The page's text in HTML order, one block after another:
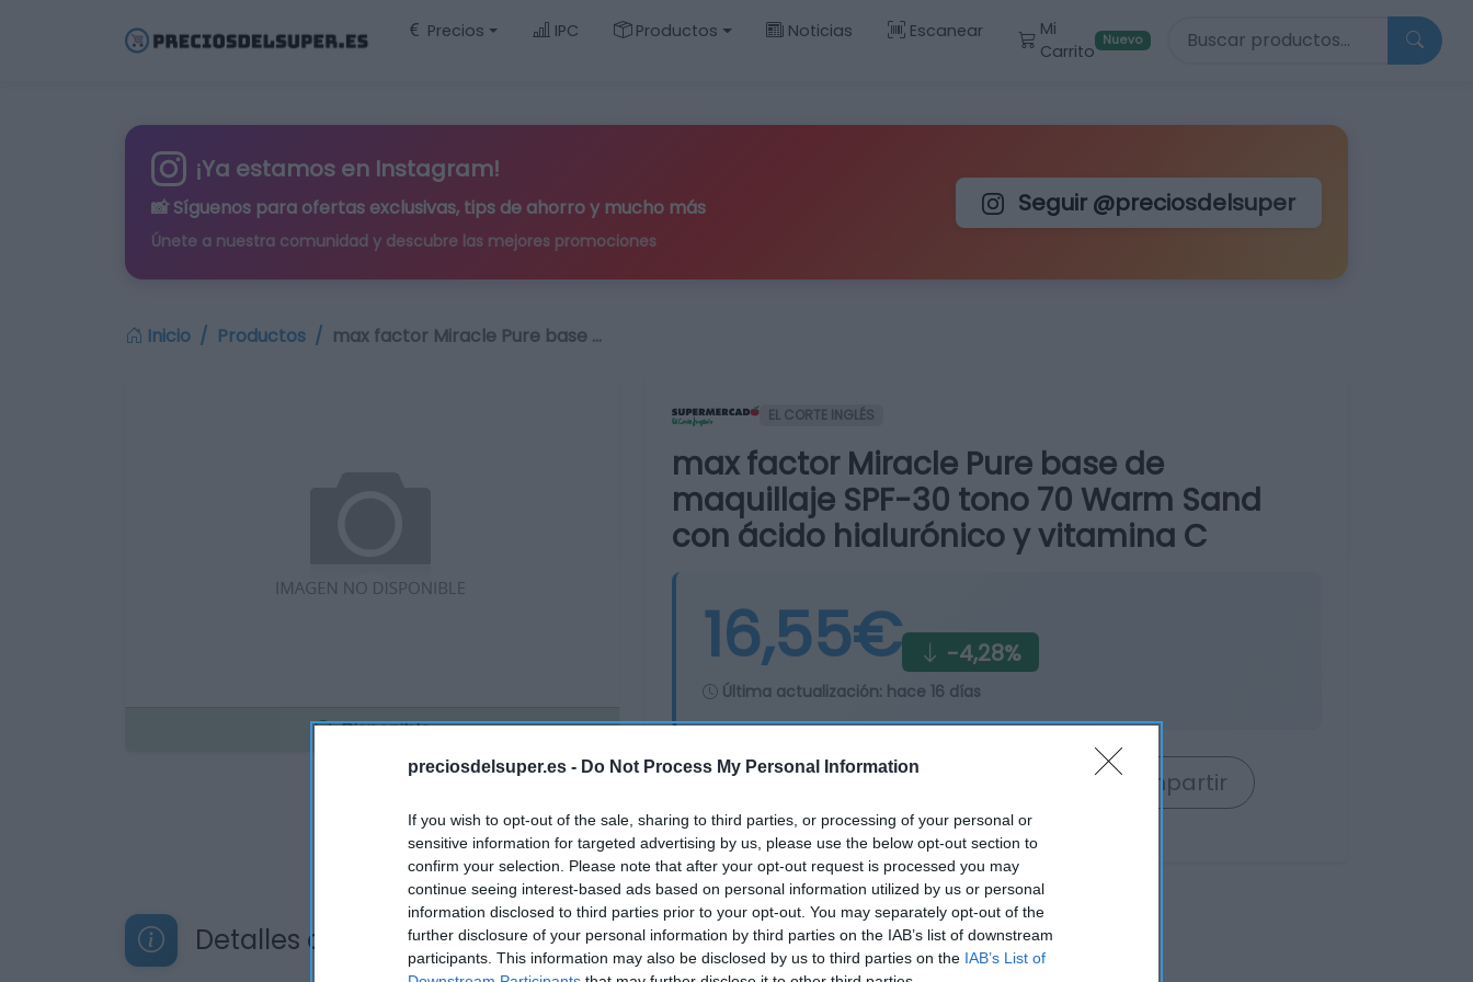
preciosdelsuper.es - Do Not Process My Personal Information
If you wish to opt-out of the sale, sharing to third parties, or processing of your personal or
sensitive information for targeted advertising by us, please use the below opt-out section to
confirm your selection. Please note that after your opt-out request is processed you may
continue seeing interest-based ads based on personal information utilized by us or personal
information disclosed to third parties prior to your opt-out. You may separately opt-out of the
further disclosure of your personal information by third parties on the IAB’s list of downstream
participants. This information may also be disclosed by us to third parties on the IAB’s List of
Precios IPC Productos Noticias Escanear
Mi
Carrito
Nuevo Buscar productos
¡Ya estamos en Instagram!
📸 Síguenos para ofertas exclusivas, tips de ahorro y mucho más
Únete a nuestra comunidad y descubre las mejores promociones
Seguir @preciosdelsuper
Inicio Productos max factor Miracle Pure base …
Disponible
EL CORTE INGLÉS
max factor Miracle Pure base de
maquillaje SPF-30 tono 70 Warm Sand
con ácido hialurónico y vitamina C
16,55€ -4,28%
Última actualización: hace 16 días
Comprar Compartir
Detalles del producto